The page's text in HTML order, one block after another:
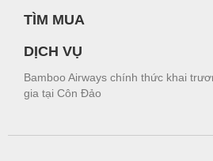
TÌM MUA
DỊCH VỤ
Bamboo Airways chính thức khai
gia tại Côn Đảo